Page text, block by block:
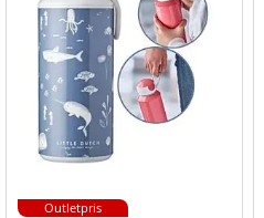
Outletpris